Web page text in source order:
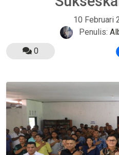
10 Februari
Penulis:
0